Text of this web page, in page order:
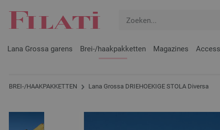
Lana Grossa garens Brei-/haakpakketten Magazines
BREI-/HAAKPAKKETTEN Lana Grossa DRIEHOEKIGE STOLA Diversa